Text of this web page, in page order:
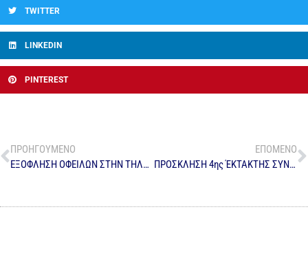
TWITTER
LINKEDIN
PINTEREST
ΠΡΟΗΓΟΥΜΕΝΟ
ΕΞΟΦΛΗΣΗ ΟΦΕΙΛΩΝ ΣΤΗΝ ΤΗΛΕΘΕΡΜΑΝΣΗ ΠΤΟΛΕΜΑΙΔΑΣ 2021-2022
ΕΠΟΜΕΝΟ
ΠΡΟΣΚΛΗΣΗ 4ης ΈΚΤΑΚΤΗΣ ΣΥΝΕΔΡΙΑΣΗΣ ΔΣ ΔΕΤΗΠ